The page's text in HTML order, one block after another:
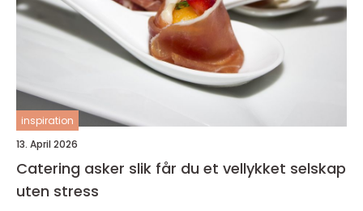
inspiration
13. April 2026
Catering asker slik får du et vellykket selskap
uten stress